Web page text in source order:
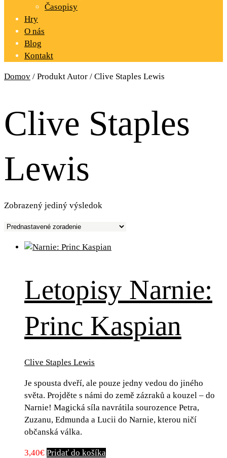
Časopisy
Hry
O nás
Blog
Kontakt
Domov / Produkt Autor / Clive Staples Lewis
Clive Staples
Lewis
Zobrazený jediný výsledok
Letopisy Narnie:
Princ Kaspian
Clive Staples Lewis
Je spousta dveří, ale pouze jedny vedou do jiného
světa. Projděte s námi do země zázraků a kouzel – do
Narnie! Magická síla navrátila sourozence Petra,
Zuzanu, Edmunda a Lucii do Narnie, kterou ničí
občanská válka.
3,40€ Pridať do košíka